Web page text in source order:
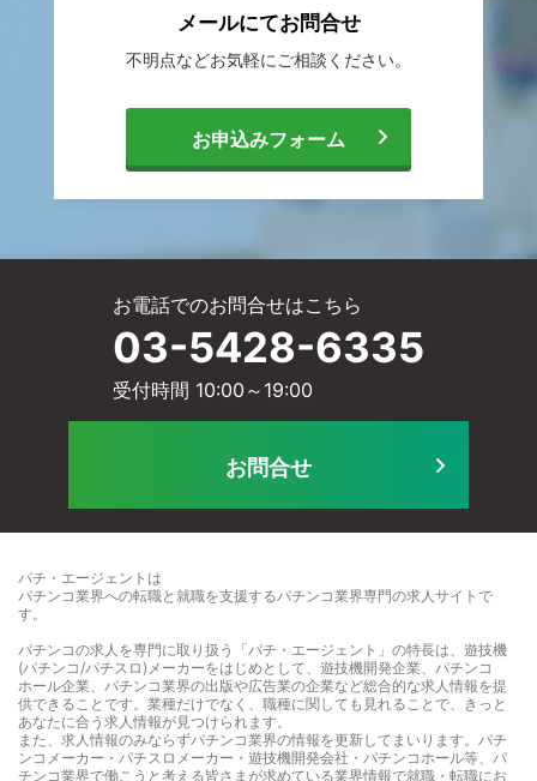
相
談
サ
ー
]
メールにてお問合せ
不明点などお気軽に ご相談ください。
ー
ル
]
お申込みフォーム
お電話でのお問合せはこちら
03-5428-6335
受付時間 10:00～19:00
お問合せ
パチ・エージェントは
パチンコ業界への転職と就職を支援するパチンコ業界専門の求人サイト で
す。
パチンコの求人を専門に取り扱う「パチ・エージェント」の特長は、遊技機
(パチンコ/パチスロ)メーカーをはじめとして、遊技機開発企業、パチンコ
ホール企業、パチンコ業界の出版や広告業の企業など総合的な求人情報を提
供できることです。業種だけでなく、職種に関しても見れることで、きっと
あなたに合う求人情報が見つけられます。
また、求人情報のみならずパチンコ業界の情報を更新してまいります。パチ
ンコメーカー・パチスロメーカー・遊技機開発会社・パチンコホール等、パ
チンコ業界で働こうと考える皆さまが求めている業界情報で就職・転職にお